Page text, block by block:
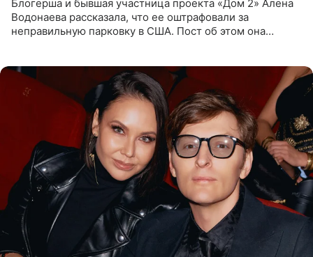
Блогерша и бывшая участница проекта «Дом 2» Алена
Водонаева рассказала, что ее оштрафовали за
неправильную парковку в США. Пост об этом она